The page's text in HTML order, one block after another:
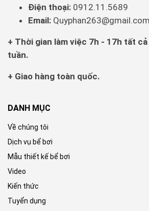
Điện thoại: 0912.11.5689
Email: Quyphan263@gmail.com
+ Thời gian làm việc 7h - 17h tất
tuần.
+ Giao hàng toàn quốc.
DANH MỤC
Về chúng tôi
Dịch vụ bể bơi
Mẫu thiết kế bể bơi
Video
Kiến thức
Tuyển dụng